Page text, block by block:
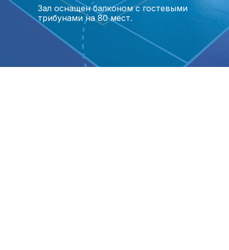
Зал оснащен балконом с гостевыми
трибунами на 80 мест.